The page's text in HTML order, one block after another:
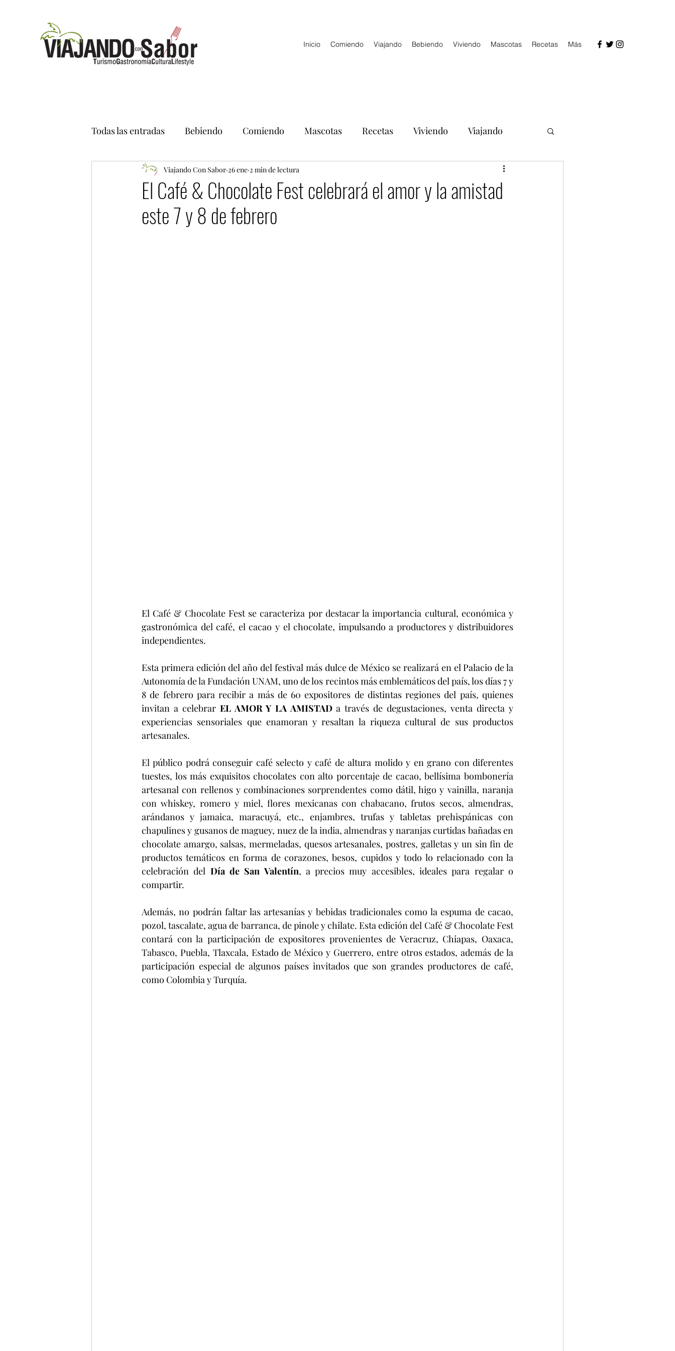
Inicio Comiendo Viajando Bebiendo Viviendo Mascotas Recetas Más
Todas las entradas Bebiendo Comiendo Mascotas Recetas Viviendo Viajando
El Café & Chocolate Fest celebrará el amor y la amistad
este 7 y 8 de febrero
Viajando Con Sabor 26 ene 2 min de lectura
El Café & Chocolate Fest se caracteriza por destacar la importancia cultural, económica y
gastronómica del café, el cacao y el chocolate, impulsando a productores y distribuidores
independientes.
Esta primera edición del año del festival más dulce de México se realizará en el Palacio de la
Autonomía de la Fundación UNAM, uno de los recintos más emblemáticos del país, los días 7 y
8 de febrero para recibir a más de 60 expositores de distintas regiones del país, quienes
invitan a celebrar EL AMOR Y LA AMISTAD a través de degustaciones, venta directa y
experiencias sensoriales que enamoran y resaltan la riqueza cultural de sus productos
artesanales.
El público podrá conseguir café selecto y café de altura molido y en grano con diferentes
tuestes, los más exquisitos chocolates con alto porcentaje de cacao, bellísima bombonería
artesanal con rellenos y combinaciones sorprendentes como dátil, higo y vainilla, naranja
con whiskey, romero y miel, flores mexicanas con chabacano, frutos secos, almendras,
arándanos y jamaica, maracuyá, etc., enjambres, trufas y tabletas prehispánicas con
chapulines y gusanos de maguey, nuez de la india, almendras y naranjas curtidas bañadas en
chocolate amargo, salsas, mermeladas, quesos artesanales, postres, galletas y un sin fin de
productos temáticos en forma de corazones, besos, cupidos y todo lo relacionado con la
celebración del Día de San Valentín, a precios muy accesibles, ideales para regalar o
compartir.
Además, no podrán faltar las artesanías y bebidas tradicionales como la espuma de cacao,
pozol, tascalate, agua de barranca, de pinole y chilate. Esta edición del Café & Chocolate Fest
contará con la participación de expositores provenientes de Veracruz, Chiapas, Oaxaca,
Tabasco, Puebla, Tlaxcala, Estado de México y Guerrero, entre otros estados, además de la
participación especial de algunos países invitados que son grandes productores de café,
como Colombia y Turquía.